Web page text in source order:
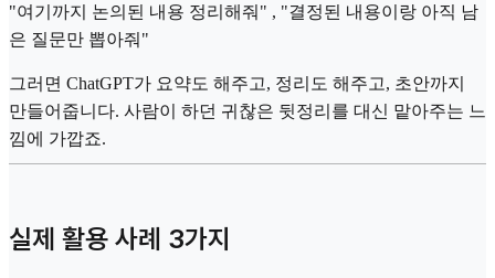
"여기까지 논의된 내용 정리해줘" , "결정된 내용이랑 아직 남
은 질문만 뽑아줘"
그러면 ChatGPT가 요약도 해주고, 정리도 해주고, 초안까지
만들어줍니다. 사람이 하던 귀찮은 뒷정리를 대신 맡아주는 느
낌에 가깝죠.
실제 활용 사례 3가지